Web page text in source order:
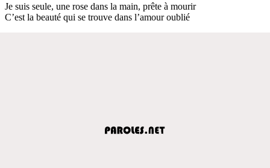
Je suis seule, une rose dans la main, prête à mourir
C’est la beauté qui se trouve dans l’amour oublié